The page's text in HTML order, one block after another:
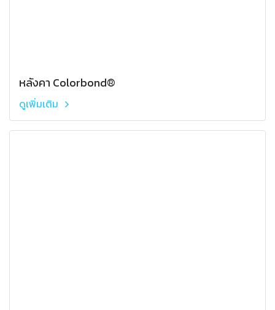
หลังคา Colorbond®
ดูเพิ่มเติม